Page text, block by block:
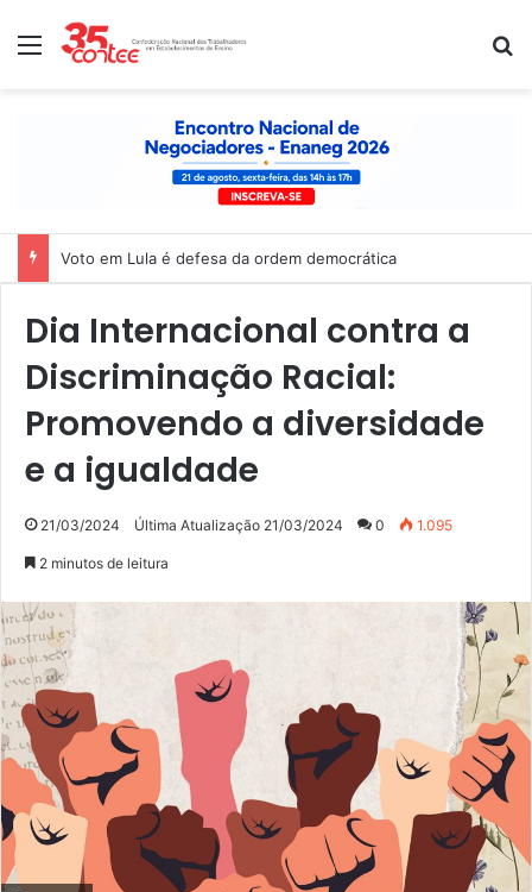
Menu
Nota de solidariedade ao povo venezuelano
Dia Internacional contra a
Discriminação Racial:
Promovendo a diversidade
e a igualdade
21/03/2024 Última Atualização 21/03/2024 0 1.095
2 minutos de leitura